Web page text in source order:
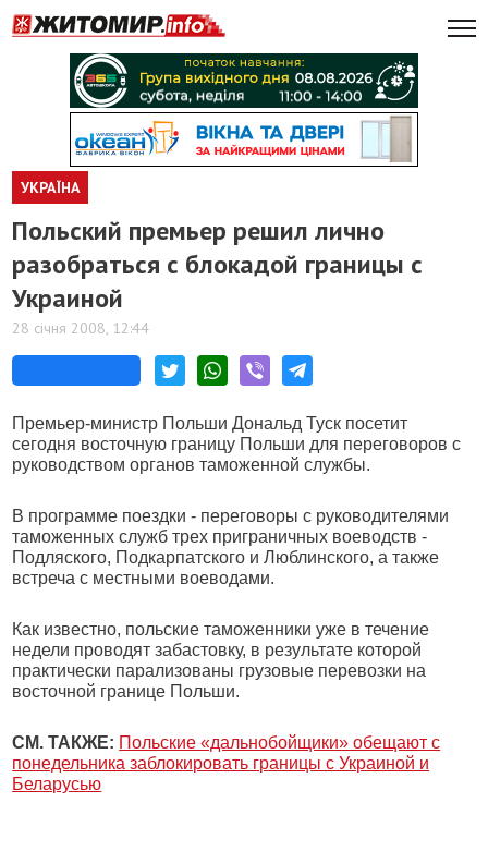
УКРАЇНА
Польский премьер решил лично
разобраться с блокадой границы с
Украиной
28 січня 2008, 12:44
Премьер-министр Польши Дональд Туск посетит
сегодня восточную границу Польши для переговоров с
руководством органов таможенной службы.
В программе поездки - переговоры с руководителями
таможенных служб трех приграничных воеводств -
Подляского, Подкарпатского и Люблинского, а также
встреча с местными воеводами.
Как известно, польские таможенники уже в течение
недели проводят забастовку, в результате которой
практически парализованы грузовые перевозки на
восточной границе Польши.
СМ. ТАКЖЕ: Польские «дальнобойщики» обещают с
понедельника заблокировать границы с Украиной и
Беларусью